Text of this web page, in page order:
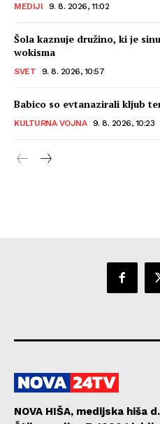
MEDIJI 9. 8. 2026, 11:02
Šola kaznuje družino, ki je
wokisma
SVET 9. 8. 2026, 10:57
Babico so evtanazirali kljub
KULTURNA VOJNA 9. 8. 2026, 10:23
NOVA HIŠA, medijska hiša